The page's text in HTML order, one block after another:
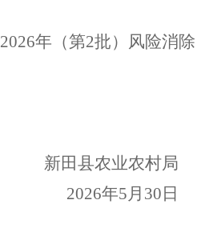
2026年（第2批）风险消除
新田县农业农村局
2026年5月30日